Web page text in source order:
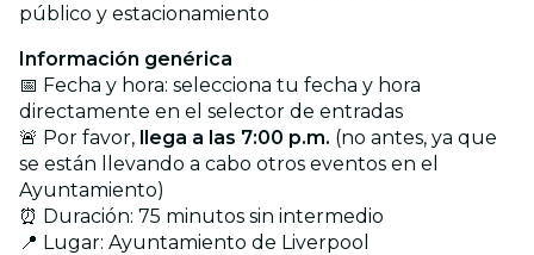
público y estacionamiento
Información genérica
📅 Fecha y hora: selecciona tu fecha y hora
directamente en el selector de entradas
🚨 Por favor, llega a las 7:00 p.m. (no antes, ya que
se están llevando a cabo otros eventos en el
Ayuntamiento)
⏰ Duración: 75 minutos sin intermedio
📍 Lugar: Ayuntamiento de Liverpool